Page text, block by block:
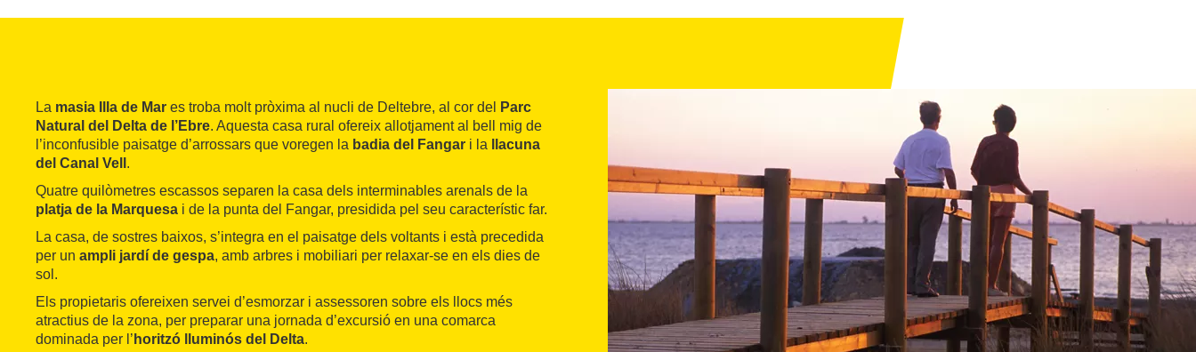
La masia Illa de Mar es troba molt pròxima al nucli de Deltebre, al cor del
Parc
Natural del Delta de l’Ebre. Aquesta casa rural ofereix allotjament al bell mig de
l’inconfusible paisatge d’arrossars que voregen la badia del Fangar i la
llacuna
del Canal Vell .
Quatre quilòmetres escassos separen la casa dels interminables arenals de la
platja de la Marquesa i de la punta del Fangar, presidida pel seu característic far.
La casa, de sostres baixos, s’integra en el paisatge dels voltants i està precedida
per un ampli jardí de gespa, amb arbres i mobiliari per relaxar-se en els dies de
sol.
Els propietaris ofereixen servei d’esmorzar i assessoren sobre els llocs més
atractius de la zona, per preparar una jornada d’excursió en una comarca
dominada per l’ horitzó lluminós del Delta.